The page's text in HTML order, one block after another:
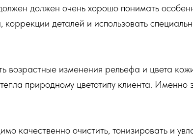
должен очень хорошо понимать
деталей и использовать
изменения рельефа и цвета
природному цветотипу клиента. Именно
качественно очистить, тонизировать и